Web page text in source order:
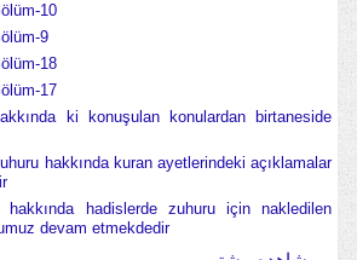
10
9
18
17
ki konuşulan konulardan birtaneside
hakkında kuran ayetlerindeki açıklamalar
hadislerde zuhuru için nakledilen
devam etmekdedir